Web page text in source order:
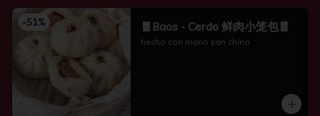
-51% 🧧Baos - Cerdo 鲜肉小笼包🧧
hecho con mano pan chino